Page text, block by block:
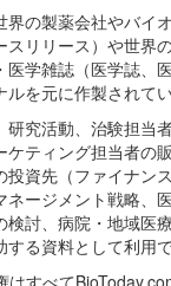
界の製薬会社やバイ
スリリース）や世界
医学雑誌（医学誌、
を元に作製されてい
研究活動、治験担当
ケティング担当者の
投資先（ファイナン
ネージメント戦略、
検討、病院・地域医
る資料として利用で